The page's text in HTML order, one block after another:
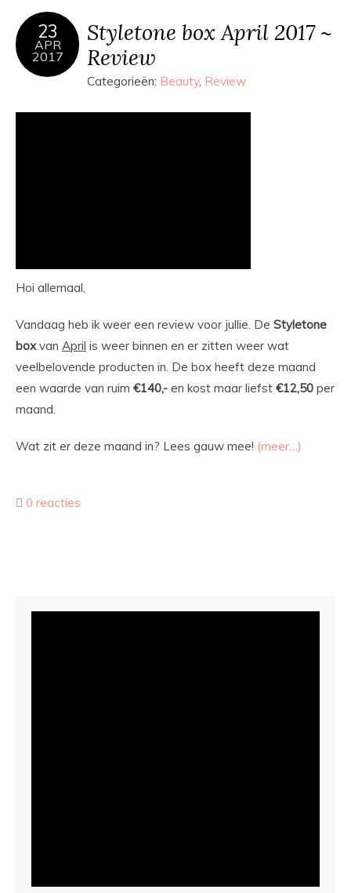
23
APR
2017
Styletone box April 2017 ~
Review
Categorieën: Beauty, Review
Hoi allemaal,
Vandaag heb ik weer een review voor jullie. De Styletone
boxvan April is weer binnen en er zitten weer wat
veelbelovende producten in. De box heeft deze maand
een waarde van ruim €140,- en kost maar liefst €12,50 per
maand.
Wat zit er deze maand in? Lees gauw mee! (meer…)
0 reacties